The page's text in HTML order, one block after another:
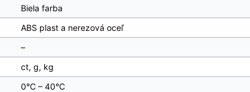
Biela farba
ABS plast a nerezová oceľ
–
ct, g, kg
0°C – 40°C